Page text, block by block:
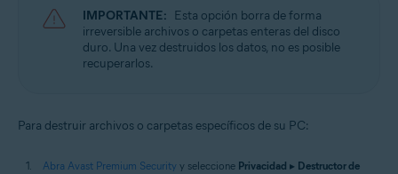
Premium/Professional/Enterprise/Ultimate - Service Pack 1 con
Convenient Rollup Update, 32 o 64 bits
IMPORTANTE: Esta opción borra de forma
irreversible archivos o carpetas enteras del disco
duro. Una vez destruidos los datos, no es posible
recuperarlos.
Para destruir archivos o carpetas específicos de su PC:
Abra Avast Premium Security y seleccione Privacidad ▸ Destructor de